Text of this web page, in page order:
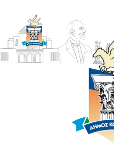
ΔΗΜΟΣ
ΚΟΡΙΝΘΙΩΝ